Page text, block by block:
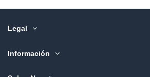
Legal
Información